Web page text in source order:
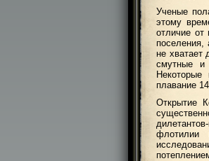
Ученые
этому
отличие от
поселения,
не хватает
смутные и
плавание
Открытие
флотилии